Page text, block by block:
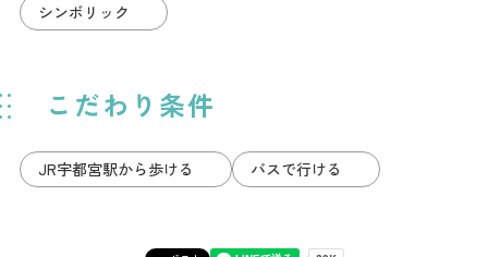
シンボリック
こだわり条件
JR宇都宮駅から歩ける バスで行ける